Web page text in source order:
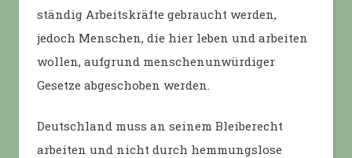
ständig Arbeitskräfte gebraucht werden,
jedoch Menschen, die hier leben und arbeiten
wollen, aufgrund menschenunwürdiger
Gesetze abgeschoben werden.
Deutschland muss an seinem Bleiberecht
arbeiten und nicht durch hemmungslose